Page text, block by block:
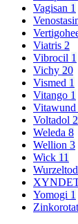
Vagisan 1
Viatris 2
Vibrocil 1
Vichy 20
Vismed 1
Vitango 1
Vitawund
Voltadol 2
Weleda 8
Wellion 3
Wick 11
Wurzeltod
Yomogi 1